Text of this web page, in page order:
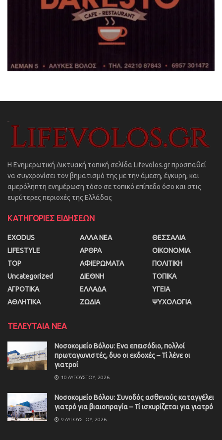
Η Ενημερωτική Δικτυακή τοπική σελίδα Lifevolos.gr προσπαθεί
να συγχρονίσει τον βηματισμό της με την άμεση, έγκυρη, και
αμερόληπτη ενημέρωση τόσο σε τοπικό επίπεδο όσο και στις
ευρύτερες περιοχές της Ελλάδας
ΚΑΤΗΓΟΡΙΕΣ ΕΙΔΗΣΕΩΝ
EXODUS
LIFESTYLE
TOP
Uncategorized
ΑΓΡΟΤΙΚΑ
ΑΘΛΗΤΙΚΑ
ΑΛΛΑ ΝΕΑ
ΑΡΘΡΑ
ΑΦΙΕΡΩΜΑΤΑ
ΔΙΕΘΝΗ
ΕΛΛΑΔΑ
ΖΩΔΙΑ
ΘΕΣΣΑΛΙΑ
ΟΙΚΟΝΟΜΙΑ
ΠΟΛΙΤΙΚΗ
ΤΟΠΙΚΑ
ΥΓΕΙΑ
ΨΥΧΟΛΟΓΙΑ
ΤΕΛΕΥΤΑΙΑ ΝΕΑ
Νοσοκομείο Βόλου: Ενα επεισόδιο, πολλοί
πρωταγωνιστές, δυο οι εκδοχές – Τί λένε οι
γιατροί
10 ΑΥΓΟΎΣΤΟΥ, 2026
Νοσοκομείο Βόλου: Συνοδός ασθενούς καταγγέλει
γιατρό για βιαιοπραγία – Τί ισχυρίζεται για γιατρό
9 ΑΥΓΟΎΣΤΟΥ, 2026